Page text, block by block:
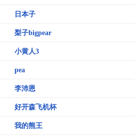
日本子
梨子bigpear
小黄人3
pea
李沛恩
好开森飞机杯
我的熊王